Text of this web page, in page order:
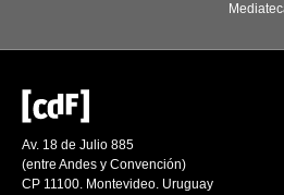
Av. 18 de Julio 885
(entre Andes y Convención)
CP 11100. Montevideo. Uruguay